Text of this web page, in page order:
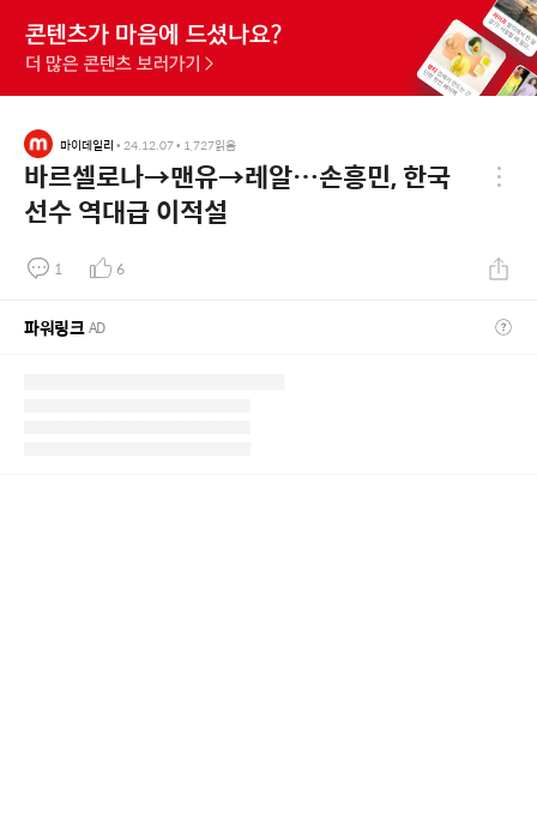
마이데일리 • 24.12.07• 1,727읽음
바르셀로나→맨유→레알…손흥민, 한국
선수 역대급 이적설
1 6
파워링크AD